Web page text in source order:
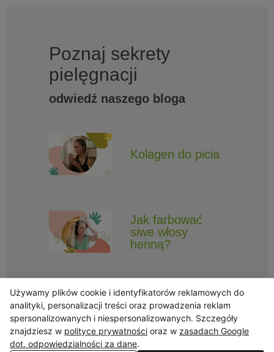
Poznaj sekrety
pielęgnacji
odwiedź naszego bloga
Kolagen do picia
Jak farbować
siwe włosy
henną?
Obserwuj Triny, by nie ominęły Cię najlepsze promocje i informacje
o nowościach.
Używamy plików cookie i identyfikatorów reklamowych do
analityki, personalizacji treści oraz prowadzenia reklam
spersonalizowanych i niespersonalizowanych. Szczegóły
znajdziesz w polityce prywatności oraz w zasadach Google
dot. odpowiedzialności za dane.